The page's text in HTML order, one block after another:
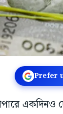
Prefer
একদিনও